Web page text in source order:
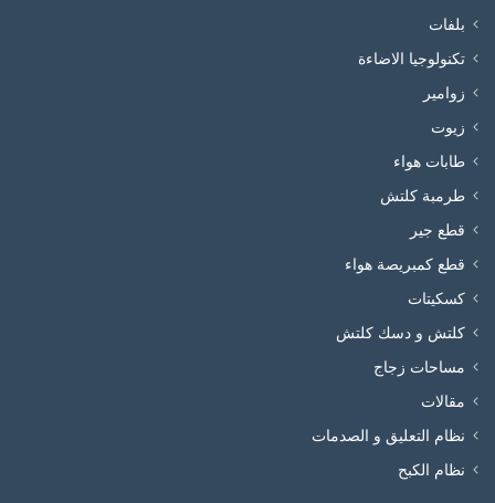
بلفات
تكنولوجيا الاضاءة
زوامير
زيوت
طابات هواء
طرمبة كلتش
قطع جير
قطع كمبريصة هواء
كسكيتات
كلتش و دسك كلتش
مساحات زجاج
مقالات
نظام التعليق و الصدمات
نظام الكبح